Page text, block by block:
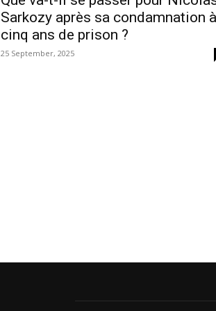
Sarkozy après sa condamnation à
cinq ans de prison ?
25 September, 2025